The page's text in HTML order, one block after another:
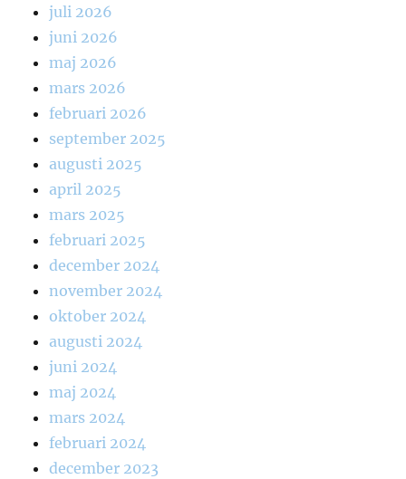
juli 2026
juni 2026
maj 2026
mars 2026
februari 2026
september 2025
augusti 2025
april 2025
mars 2025
februari 2025
december 2024
november 2024
oktober 2024
augusti 2024
juni 2024
maj 2024
mars 2024
februari 2024
december 2023